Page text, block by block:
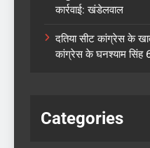
कार्रवाई: खंडेलवाल
दतिया सीट कांग्रेस के
कांग्रेस के घनश्याम सिंह
Categories